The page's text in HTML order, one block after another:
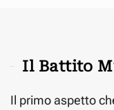
Il Battito
Il primo aspetto